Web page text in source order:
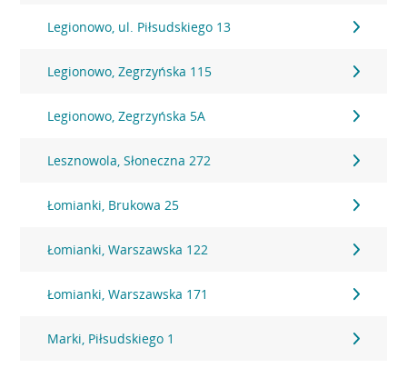
Legionowo, ul. Piłsudskiego 13
Legionowo, Zegrzyńska 115
Legionowo, Zegrzyńska 5A
Lesznowola, Słoneczna 272
Łomianki, Brukowa 25
Łomianki, Warszawska 122
Łomianki, Warszawska 171
Marki, Piłsudskiego 1